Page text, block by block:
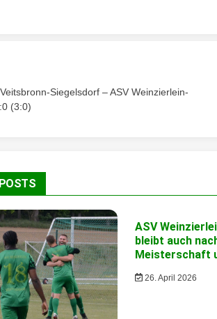
Siegelsdorf – ASV Weinzierlein-
(3:0)
ASV
bleibt auch
Meisterschaft
26. April 2026